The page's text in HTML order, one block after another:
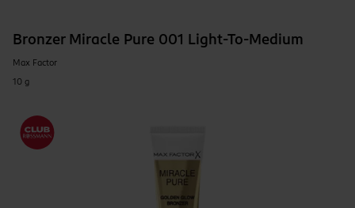
Bronzer Miracle Pure 001 Light-To-Medium
Max Factor
10 g